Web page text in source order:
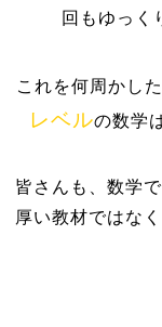
回もゆっく
これを何周かし
レベルの数学
皆さんも、数学
厚い教材ではな